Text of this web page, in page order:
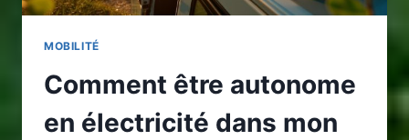
MOBILITÉ
Comment être autonome
en électricité dans mon